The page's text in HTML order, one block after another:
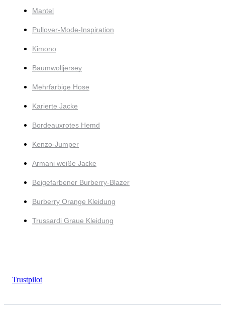
Mantel
Pullover-Mode-Inspiration
Kimono
Baumwolljersey
Mehrfarbige Hose
Karierte Jacke
Bordeauxrotes Hemd
Kenzo-Jumper
Armani weiße Jacke
Beigefarbener Burberry-Blazer
Burberry Orange Kleidung
Trussardi Graue Kleidung
Trustpilot